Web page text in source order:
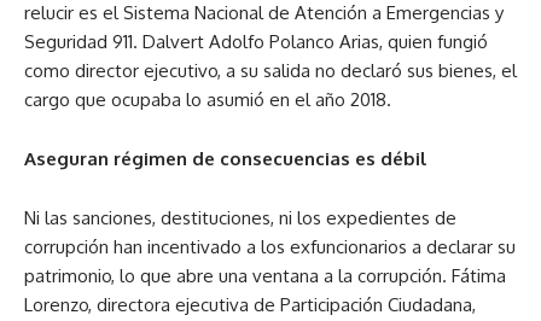
relucir es el Sistema Nacional de Atención a Emergencias y
Seguridad 911. Dalvert Adolfo Polanco Arias, quien fungió
como director ejecutivo, a su salida no declaró sus bienes, el
cargo que ocupaba lo asumió en el año 2018.
Aseguran régimen de consecuencias es débil
Ni las sanciones, destituciones, ni los expedientes de
corrupción han incentivado a los exfuncionarios a declarar su
patrimonio, lo que abre una ventana a la corrupción. Fátima
Lorenzo, directora ejecutiva de Participación Ciudadana,